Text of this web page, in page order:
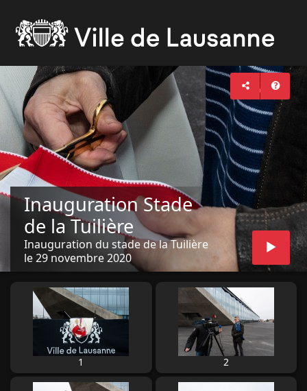
Inauguration Stade
de la Tuilière
Inauguration du stade de la Tuilière
le 29 novembre 2020
1 2